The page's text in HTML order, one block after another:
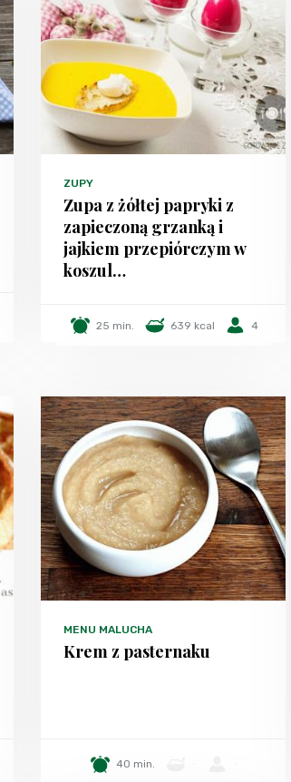
ZUPY
Zupa z żółtej papryki z
zapieczoną grzanką i
jajkiem przepiórczym w
koszul…
25 min. 639 kcal 4
MENU MALUCHA
Krem z pasternaku
40 min.